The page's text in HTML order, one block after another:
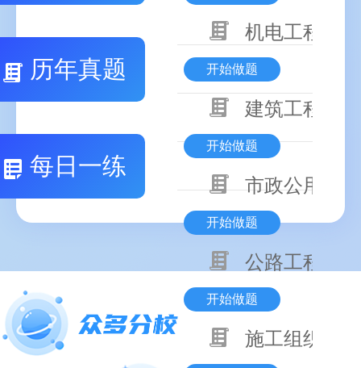
历年真题
每日一练
机电工程技术
开始做题
建筑工程技术
开始做题
市政公用工
开始做题
公路工程技术
开始做题
施工组织与